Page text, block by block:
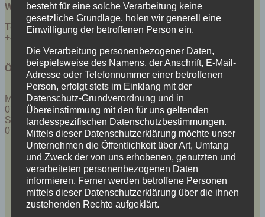
Webseite:
Telefon:
+49 (0)37361 4362
Öffnungszeiten:
Montag - Freitag
07:00 - 17:00 Uhr
Samstag
07:00 - 11:00 Uhr
FamilienunternehmenGottfried Schellenberger
Firmenhauptsitz Heidersdorf
besteht für eine solche Verarbeitung keine
gesetzliche Grundlage, holen wir generell eine
Einwilligung der betroffenen Person ein.
Die Verarbeitung personenbezogener Daten,
beispielsweise des Namens, der Anschrift, E-Mail-
Adresse oder Telefonnummer einer betroffenen
Person, erfolgt stets im Einklang mit der
Datenschutz-Grundverordnung und in
Übereinstimmung mit den für uns geltenden
landesspezifischen Datenschutzbestimmungen.
Mittels dieser Datenschutzerklärung möchte unser
Unternehmen die Öffentlichkeit über Art, Umfang
und Zweck der von uns erhobenen, genutzten und
verarbeiteten personenbezogenen Daten
informieren. Ferner werden betroffene Personen
mittels dieser Datenschutzerklärung über die ihnen
zustehenden Rechte aufgeklärt.